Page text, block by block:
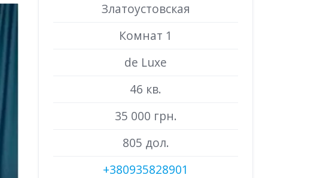
Златоустовская
Комнат 1
de Luxe
46 кв.
35 000 грн.
805 дол.
+380935828901